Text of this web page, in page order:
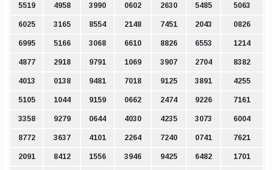
5519 4958 3990 0602 2630 5485 5063
6025 3165 8554 2148 7451 2043 0826
6995 5166 3068 6610 8826 6553 1214
4877 2918 9791 1069 3907 2704 8382
4013 0138 9481 7018 9125 3891 4255
5105 1044 9159 0662 2474 9226 7161
3358 9279 0644 4030 4235 3073 6004
8772 3637 4101 2264 7240 0741 7621
2091 8412 1556 3946 9425 6482 1701